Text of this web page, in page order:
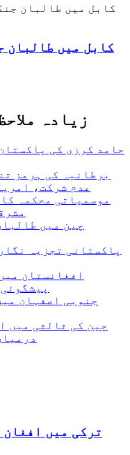
کابل میں طالبان
زیادہ
حامد کرزی کی
برطانیہ کی ہرمز
عدم شرکت،
موسمیاتی محکمہ
چین میں
پاکستانی تجزیہ
افغانستان
پیشگوئی، 157 افراد کی جانیں
جنوبی اصفہان
چین کی ثالثی میں
ترکی میں